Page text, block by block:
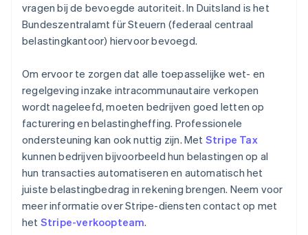
vragen bij de bevoegde autoriteit. In Duitsland is het
Bundeszentralamt für Steuern (federaal centraal
belastingkantoor) hiervoor bevoegd.
Om ervoor te zorgen dat alle toepasselijke wet- en
regelgeving inzake intracommunautaire verkopen
wordt nageleefd, moeten bedrijven goed letten op
facturering en belastingheffing. Professionele
ondersteuning kan ook nuttig zijn. Met Stripe Tax
kunnen bedrijven bijvoorbeeld hun belastingen op al
hun transacties automatiseren en automatisch het
juiste belastingbedrag in rekening brengen. Neem voor
meer informatie over Stripe-diensten contact op met
het Stripe-verkoopteam.